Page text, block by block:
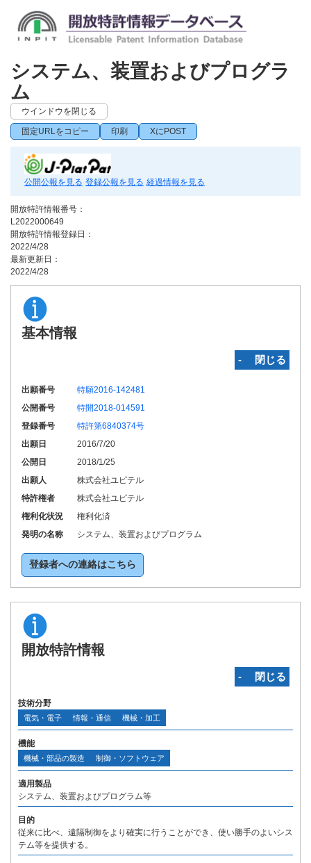
システム、装置およびプログラ
ム
ウインドウを閉じる
固定URLをコピー 印刷 XにPOST
公開公報を見る 登録公報を見る 経過情報を見る
開放特許情報番号：
L2022000649
開放特許情報登録日：
2022/4/28
最新更新日：
2022/4/28
基本情報
‐ 閉じる
出願番号
特願2016-142481
公開番号
特開2018-014591
登録番号
特許第6840374号
出願日
2016/7/20
公開日
2018/1/25
出願人
株式会社ユピテル
特許権者
株式会社ユピテル
権利化状況
権利化済
発明の名称
システム、装置およびプログラム
登録者への連絡はこちら
開放特許情報
‐ 閉じる
技術分野
電気・電子 情報・通信 機械・加工
機能
機械・部品の製造 制御・ソフトウェア
適用製品
システム、装置およびプログラム等
目的
従来に比べ、遠隔制御をより確実に行うことができ、使い勝手のよいシス
テム等を提供する。